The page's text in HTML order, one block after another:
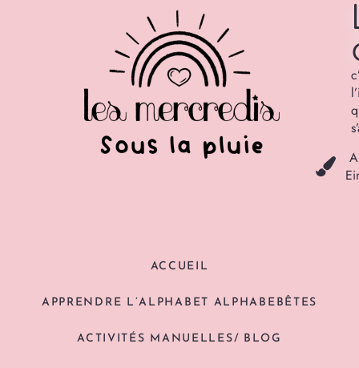
ACCUEIL
APPRENDRE L’ALPHABET ALPHABEBÊTES
ACTIVITÉS MANUELLES/ BLOG